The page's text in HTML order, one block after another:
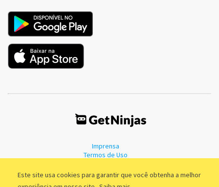
Este site usa cookies para garantir que você obtenha a melhor
Imprensa
Termos de Uso